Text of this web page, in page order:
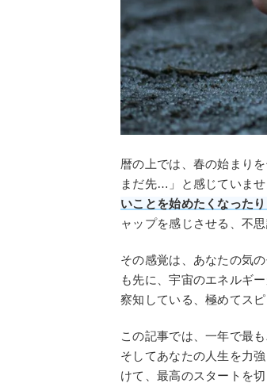
暦の上では、春の始まり
まだ先…」と感じていま
いことを始めたくなった
ャップを感じさせる、不
その感覚は、あなたの気
も先に、宇宙のエネルギ
察知している、極めてス
この記事では、一年で最
そしてあなたの人生を力
けて、最高のスタートを